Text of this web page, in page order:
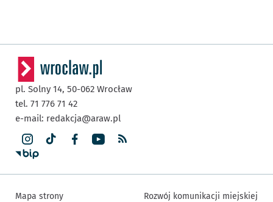
pl. Solny 14, 50-062 Wrocław
tel. 71 776 71 42
e-mail: redakcja@araw.pl
Mapa strony
Rozwój komunikacji miejskiej